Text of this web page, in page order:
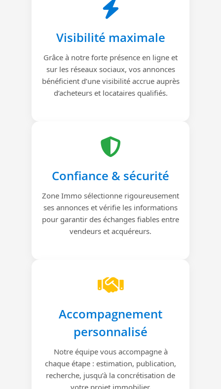
Visibilité maximale
Grâce à notre forte présence en ligne et
sur les réseaux sociaux, vos annonces
bénéficient d’une visibilité accrue auprès
d’acheteurs et locataires qualifiés.
Confiance & sécurité
Zone Immo sélectionne rigoureusement
ses annonces et vérifie les informations
pour garantir des échanges fiables entre
vendeurs et acquéreurs.
Accompagnement
personnalisé
Notre équipe vous accompagne à
chaque étape : estimation, publication,
recherche, jusqu’à la concrétisation de
votre projet immobilier.